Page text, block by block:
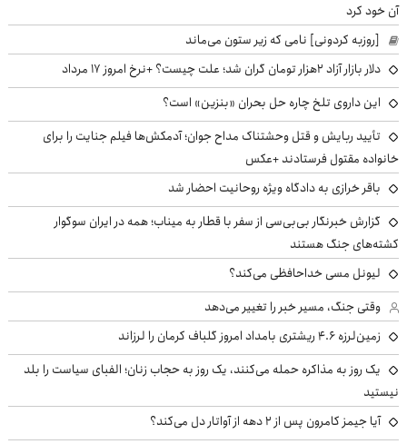
آن خود کرد
[روزبه کردونی] نامی که زیر ستون می‌ماند
دلار بازار آزاد ۲هزار تومان گران شد؛ علت چیست؟ +نرخ امروز ۱۷ مرداد
این داروی تلخ چاره حل بحران «بنزین» است؟
تأیید ربایش و قتل وحشتناک مداح جوان؛ آدمکش‌ها فیلم جنایت را برای
خانواده مقتول فرستادند +عکس
باقر خرازی به دادگاه ویژه روحانیت احضار شد
گزارش خبرنگار بی‌بی‌سی از سفر با قطار به میناب؛ همه در ایران سوگوار
کشته‌های جنگ هستند
لیونل مسی خداحافظی می‌کند؟
وقتی جنگ، مسیر خبر را تغییر می‌دهد
زمین‌لرزه ۴.۶ ریشتری بامداد امروز گلباف کرمان را لرزاند
یک روز به مذاکره حمله می‌کنند، یک روز به حجاب زنان؛ الفبای سیاست را بلد
نیستید
آیا جیمز کامرون پس از ۲ دهه از آواتار دل می‌کند؟